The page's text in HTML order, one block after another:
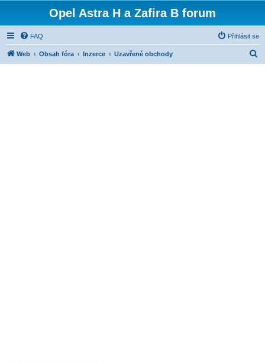
Opel Astra H a Zafira B forum
FAQ Přihlásit se
Web Obsah fóra Inzerce Uzavřené obchody